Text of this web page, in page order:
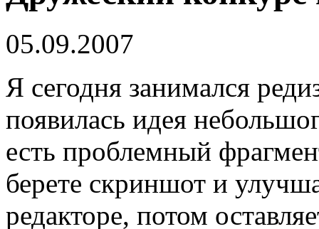
05.09.2007
Я сегодня занимался
появилась идея
есть проблемный
берете скриншот и
редакторе, потом